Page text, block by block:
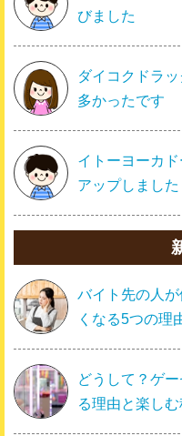
びました
ダイコクドラ
多かったです
イトーヨーカ
アップしました
バイト先の人
くなる5つの理
どうして？ゲ
る理由と楽し